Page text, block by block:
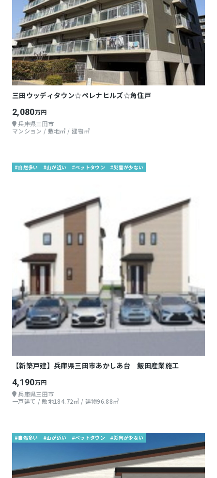
三田ウッディタウン☆ペレナヒルズ☆角住戸
2,080万円
兵庫県三田市
マンション / 敷地㎡ / 建物㎡
#自然多い #山が近い #ベットタウン #災害が少ない
【新築戸建】兵庫県三田市あかしあ台 飯田産業施工
4,190万円
兵庫県三田市
一戸建て / 敷地184.72㎡ / 建物96.88㎡
#自然多い #山が近い #ベットタウン #災害が少ない